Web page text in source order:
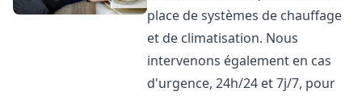
place de systèmes de chauffage
et de climatisation. Nous
intervenons également en cas
d'urgence, 24h/24 et 7j/7, pour